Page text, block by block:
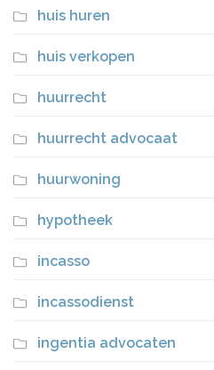
huis huren
huis verkopen
huurrecht
huurrecht advocaat
huurwoning
hypotheek
incasso
incassodienst
ingentia advocaten